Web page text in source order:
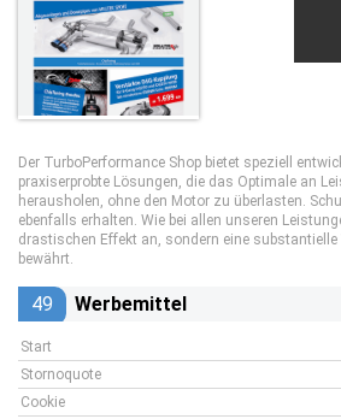
Der TurboPerformance Shop bietet speziell
praxiserprobte Lösungen, die das Optimale an
herausholen, ohne den Motor zu überlasten.
ebenfalls erhalten. Wie bei allen unseren
drastischen Effekt an, sondern eine substantielle
bewährt.
49 Werbemittel
Start
Stornoquote
Cookie